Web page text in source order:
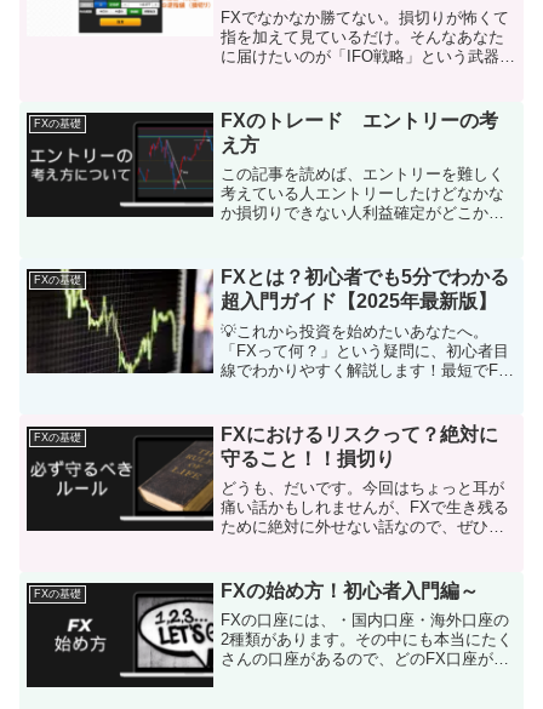
FXでなかなか勝てない。損切りが怖くて
指を加えて見ているだけ。そんなあなた
に届けたいのが「IFO戦略」という武器。
るためのステップを解説します。✔ IFO
注文とは？...
FXの基礎
FXのトレード エントリーの考
え方
この記事を読めば、エントリーを難しく
考えている人エントリーしたけどなかな
か損切りできない人利益確定がどこかわ
す。何故、どういった根拠でエントリー
したのか。見直すきっかけ...
FXの基礎
FXとは？初心者でも5分でわかる
超入門ガイド【2025年最新版】
💡これから投資を始めたいあなたへ。
「FXって何？」という疑問に、初心者目
線でわかりやすく解説します！最短でFX
Exchange（外国為替証拠金取引）」の略
です。簡単...
FXの基礎
FXにおけるリスクって？絶対に
守ること！！損切り
どうも、だいです。今回はちょっと耳が
痛い話かもしれませんが、FXで生き残る
ために絶対に外せない話なので、ぜひ最
生が変わったみたいな夢のある話を目に
することも多いですよ...
FXの基礎 FXの始め方！初心者入門編～
FXの口座には、・国内口座・海外口座の
2種類があります。その中にも本当にたく
さんの口座があるので、どのFX口座が良